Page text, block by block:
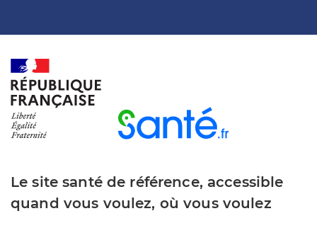
Le site santé de référence, accessible
quand vous voulez, où vous voulez